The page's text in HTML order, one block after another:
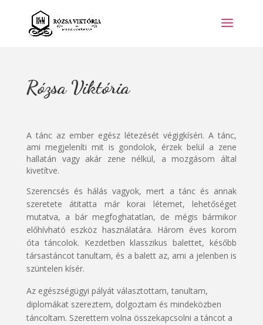
Rózsa Viktória
A tánc az ember egész létezését végigkíséri. A tánc,
ami megjeleníti mit is gondolok, érzek belül a zene
hallatán vagy akár zene nélkül, a mozgásom által
kivetítve.
Szerencsés és hálás vagyok, mert a tánc és annak
szeretete átitatta már korai létemet, lehetőséget
mutatva, a bár megfoghatatlan, de mégis bármikor
előhívható eszköz használatára. Három éves korom
óta táncolok. Kezdetben klasszikus balettet, később
társastáncot tanultam, és a balett az, ami a jelenben is
szüntelen kísér.
Az egészségügyi pályát választottam, tanultam,
diplomákat szereztem, dolgoztam és mindeközben
táncoltam. Szerettem volna összekapcsolni a táncot a